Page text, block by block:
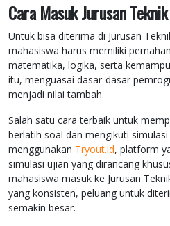
Cara Masuk Jurusan
Untuk bisa diterima di Jurusan
mahasiswa harus memiliki
matematika, logika, serta
itu, menguasai dasar-dasar
menjadi nilai tambah.
Salah satu cara terbaik untuk
berlatih soal dan mengikuti
menggunakan Tryout.id, platform
simulasi ujian yang dirancang
mahasiswa masuk ke Jurusan
yang konsisten, peluang untuk
semakin besar.